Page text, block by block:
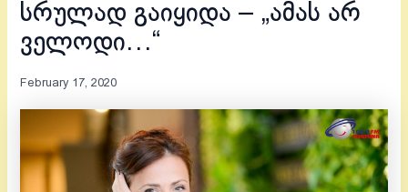
სრულად გაიყიდა – „ამას არ
ველოდი…“
February 17, 2020